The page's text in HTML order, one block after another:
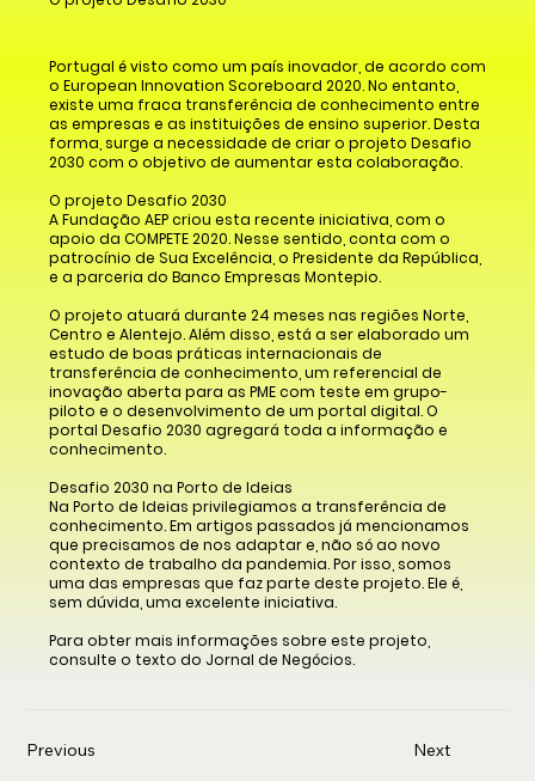
Portugal é visto como um país inovador, de acordo com
o European Innovation Scoreboard 2020. No entanto,
existe uma fraca transferência de conhecimento entre
as empresas e as instituições de ensino superior. Desta
forma, surge a necessidade de criar o projeto Desafio
2030 com o objetivo de aumentar esta colaboração.
O projeto Desafio 2030
A Fundação AEP criou esta recente iniciativa, com o
apoio da COMPETE 2020. Nesse sentido, conta com o
patrocínio de Sua Excelência, o Presidente da República,
e a parceria do Banco Empresas Montepio.
O projeto atuará durante 24 meses nas regiões Norte,
Centro e Alentejo. Além disso, está a ser elaborado um
estudo de boas práticas internacionais de
transferência de conhecimento, um referencial de
inovação aberta para as PME com teste em grupo-
piloto e o desenvolvimento de um portal digital. O
portal Desafio 2030 agregará toda a informação e
conhecimento.
Desafio 2030 na Porto de Ideias
Na Porto de Ideias privilegiamos a transferência de
conhecimento. Em artigos passados já mencionamos
que precisamos de nos adaptar e, não só ao novo
contexto de trabalho da pandemia. Por isso, somos
uma das empresas que faz parte deste projeto. Ele é,
sem dúvida, uma excelente iniciativa.
Para obter mais informações sobre este projeto,
consulte o texto do Jornal de Negócios.
Previous Next